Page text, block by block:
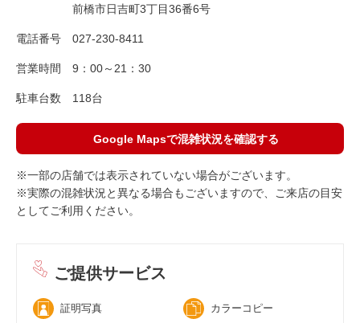
前橋市日吉町3丁目36番6号
電話番号 027-230-8411
営業時間 9：00～21：30
駐車台数 118台
Google Mapsで混雑状況を確認する
※一部の店舗では表示されていない場合がございます。
※実際の混雑状況と異なる場合もございますので、ご来店の目安
としてご利用ください。
ご提供サービス
証明写真 カラーコピー